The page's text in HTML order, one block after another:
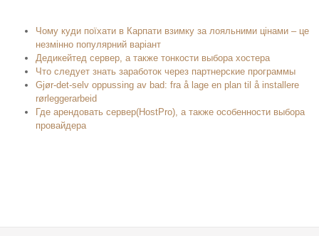
Чому куди поїхати в Карпати взимку за лояльними цінами – це
незмінно популярний варіант
Дедикейтед сервер, а также тонкости выбора хостера
Что следует знать заработок через партнерские программы
Gjør-det-selv oppussing av bad: fra å lage en plan til å installere
rørleggerarbeid
Где арендовать сервер(HostPro), а также особенности выбора
провайдера